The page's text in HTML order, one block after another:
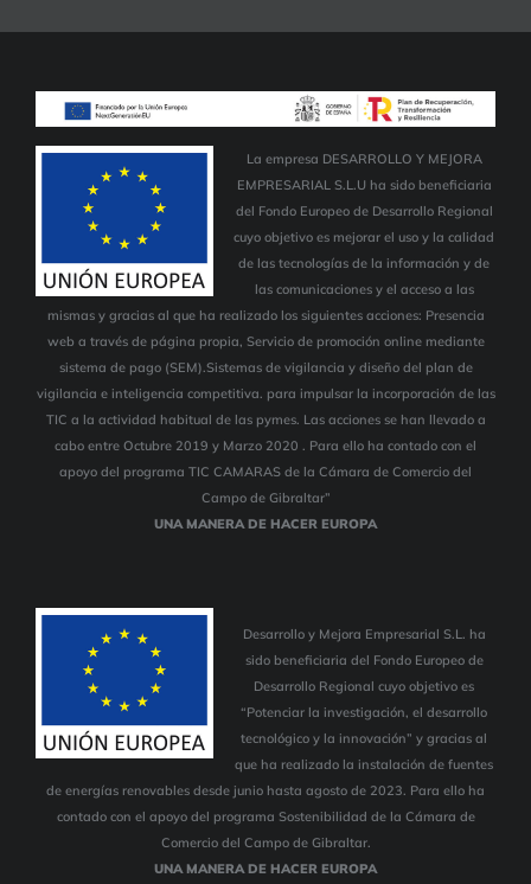
La empresa DESARROLLO Y MEJORA
EMPRESARIAL S.L.U ha sido beneficiaria
del Fondo Europeo de Desarrollo Regional
cuyo objetivo es mejorar el uso y la calidad
de las tecnologías de la información y de
las comunicaciones y el acceso a las
mismas y gracias al que ha realizado los siguientes acciones: Presencia
web a través de página propia, Servicio de promoción online mediante
sistema de pago (SEM).Sistemas de vigilancia y diseño del plan de
vigilancia e inteligencia competitiva. para impulsar la incorporación de las
TIC a la actividad habitual de las pymes. Las acciones se han llevado a
cabo entre Octubre 2019 y Marzo 2020 . Para ello ha contado con el
apoyo del programa TIC CAMARAS de la Cámara de Comercio del
Campo de Gibraltar”
UNA MANERA DE HACER EUROPA
Desarrollo y Mejora Empresarial S.L. ha
sido beneficiaria del Fondo Europeo de
Desarrollo Regional cuyo objetivo es
“Potenciar la investigación, el desarrollo
tecnológico y la innovación” y gracias al
que ha realizado la instalación de fuentes
de energías renovables desde junio hasta agosto de 2023. Para ello ha
contado con el apoyo del programa Sostenibilidad de la Cámara de
Comercio del Campo de Gibraltar.
UNA MANERA DE HACER EUROPA